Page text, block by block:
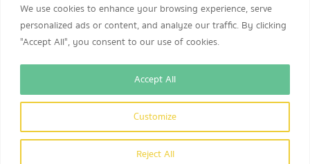
We use cookies to enhance your browsing experience, serve
personalized ads or content, and analyze our traffic. By clicking
"Accept All", you consent to our use of cookies.
Customize
Reject All
Accept All
โทร.094 635 5589,080 495 1888
เวลาทำการ: ทุกวัน 09:00 – 18:00 น.
ช่องทางการติดตามข่าวสาร และโปรโมชันพิเศษ